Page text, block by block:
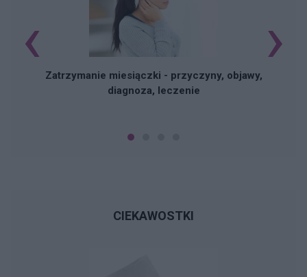
Zatrzymanie miesiączki - przyczyny, objawy,
diagnoza, leczenie
‹ ›
CIEKAWOSTKI